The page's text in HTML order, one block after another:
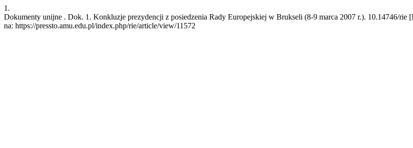
1.
Dokumenty unijne . Dok. 1. Konkluzje prezydencji z posiedzenia Rady Europejskiej w Brukseli (8-9 marca 2007 r.). 10.14746/
na: https://pressto.amu.edu.pl/index.php/rie/article/view/11572